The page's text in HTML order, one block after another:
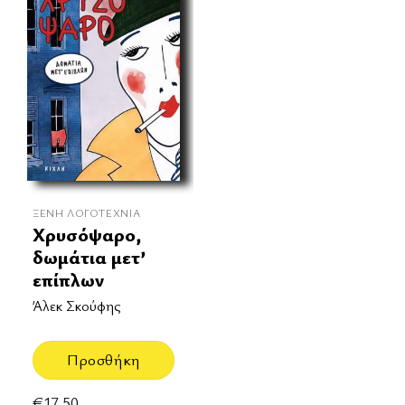
ΞΈΝΗ ΛΟΓΟΤΕΧΝΊΑ
Χρυσόψαρο,
δωμάτια μετ’
επίπλων
Άλεκ Σκούφης
Προσθήκη